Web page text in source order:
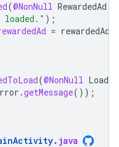
(@NonNull RewardedAd
loaded." );
= rewardedAd
(@NonNull
.getMessage());
. java